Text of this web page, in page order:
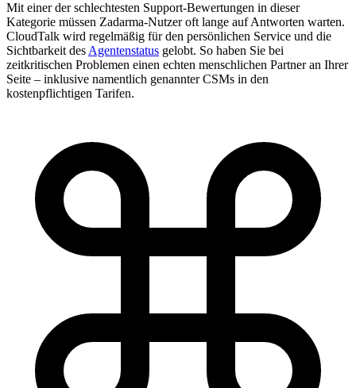
Mit einer der schlechtesten Support-Bewertungen in dieser
Kategorie müssen Zadarma-Nutzer oft lange auf Antworten warten.
CloudTalk wird regelmäßig für den persönlichen Service und die
Sichtbarkeit des Agentenstatus gelobt. So haben Sie bei
zeitkritischen Problemen einen echten menschlichen Partner an Ihrer
Seite – inklusive namentlich genannter CSMs in den
kostenpflichtigen Tarifen.